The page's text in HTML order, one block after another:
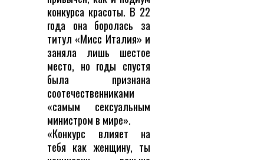
конкурса красоты. В 22
года она боролась за
титул «Мисс Италия» и
заняла лишь шестое
место, но годы спустя
была признана
соотечественниками
«самым сексуальным
министром в мире».
«Конкурс влияет на
тебя как женщину, ты